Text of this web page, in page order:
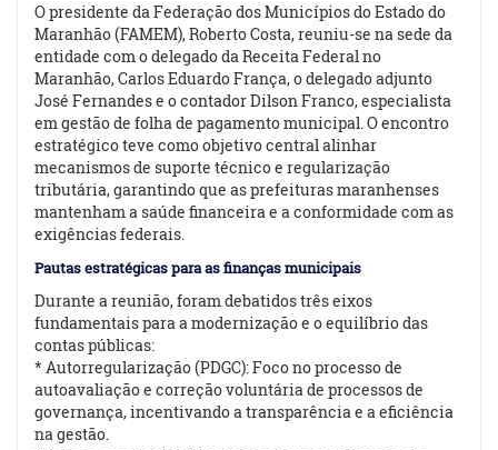
O presidente da Federação dos Municípios do Estado do
Maranhão (FAMEM), Roberto Costa, reuniu-se na sede da
entidade com o delegado da Receita Federal no
Maranhão, Carlos Eduardo França, o delegado adjunto
José Fernandes e o contador Dilson Franco, especialista
em gestão de folha de pagamento municipal. O encontro
estratégico teve como objetivo central alinhar
mecanismos de suporte técnico e regularização
tributária, garantindo que as prefeituras maranhenses
mantenham a saúde financeira e a conformidade com as
exigências federais.
Pautas estratégicas para as finanças municipais
Durante a reunião, foram debatidos três eixos
fundamentais para a modernização e o equilíbrio das
contas públicas:
* Autorregularização (PDGC): Foco no processo de
autoavaliação e correção voluntária de processos de
governança, incentivando a transparência e a eficiência
na gestão.